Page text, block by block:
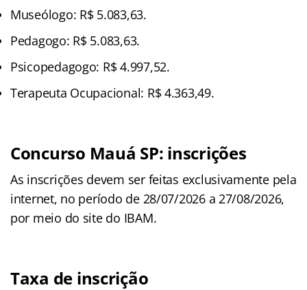
Museólogo: R$ 5.083,63.
Pedagogo: R$ 5.083,63.
Psicopedagogo: R$ 4.997,52.
Terapeuta Ocupacional: R$ 4.363,49.
Concurso Mauá SP: inscrições
As inscrições devem ser feitas exclusivamente pela
internet, no período de 28/07/2026 a 27/08/2026,
por meio do site do IBAM.
Taxa de inscrição